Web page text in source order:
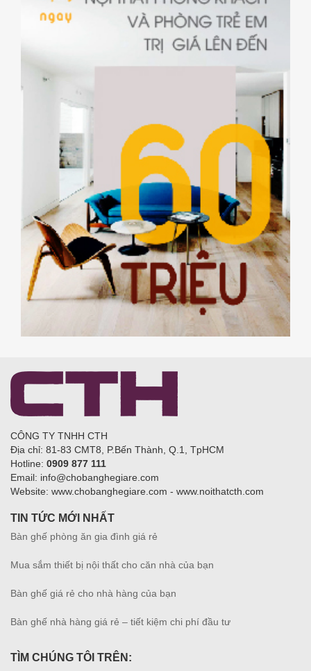
CÔNG TY TNHH CTH
Địa chỉ: 81-83 CMT8, P.Bến Thành, Q.1, TpHCM
Hotline: 0909 877 111
Email: info@chobanghegiare.com
Website: www.chobanghegiare.com - www.noithatcth.com
TIN TỨC MỚI NHẤT
Bàn ghế phòng ăn gia đình giá rẻ
Mua sắm thiết bị nội thất cho căn nhà của bạn
Bàn ghế giá rẻ cho nhà hàng của bạn
Bàn ghế nhà hàng giá rẻ – tiết kiệm chi phí đầu tư
TÌM CHÚNG TÔI TRÊN: